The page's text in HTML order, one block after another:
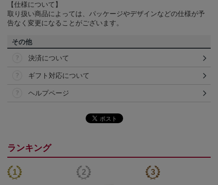
【仕様について】
取り扱い商品によっては、パッケージやデザインなどの仕様が予
告なく変更になることがございます。
その他
決済について
ギフト対応について
ヘルプページ
ランキング